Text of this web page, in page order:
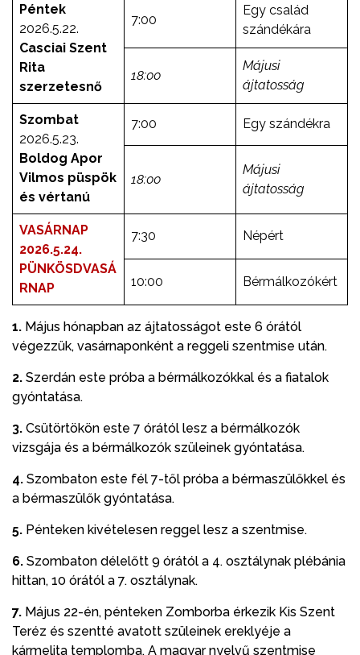
Péntek
2026.5.22.
Casciai Szent
Rita
szerzetesnő
7:00
Egy család
szándékára
18:00
Májusi
ájtatosság
Szombat
2026.5.23.
Boldog Apor
Vilmos püspök
és vértanú
7:00 Egy szándékra
18:00
Májusi
ájtatosság
VASÁRNAP
2026.5.24.
PÜNKÖSDVASÁ
RNAP
7:30 Népért
10:00 Bérmálkozókért
1. Május hónapban az ájtatosságot este 6 órától
végezzük, vasárnaponként a reggeli szentmise után.
2. Szerdán este próba a bérmálkozókkal és a fiatalok
gyóntatása.
3. Csütörtökön este 7 órától lesz a bérmálkozók
vizsgája és a bérmálkozók szüleinek gyóntatása.
4. Szombaton este fél 7-től próba a bérmaszülőkkel és
a bérmaszülők gyóntatása.
5. Pénteken kivételesen reggel lesz a szentmise.
6. Szombaton délelőtt 9 órától a 4. osztálynak plébánia
hittan, 10 órától a 7. osztálynak.
7. Május 22-én, pénteken Zomborba érkezik Kis Szent
Teréz és szentté avatott szüleinek ereklyéje a
kármelita templomba. A magyar nyelvű szentmise